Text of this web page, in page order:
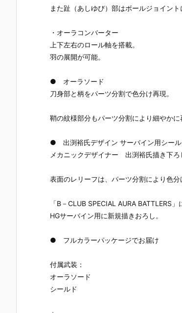
また趾（あしゆび）部はボールジョイント
・オーラコンバーター
上下左右のロール軸を搭載。
羽の展開が可能。
● オーラソード
刀身部と柄をパーツ分割で色分け再現。
鞘の紋様部分もパーツ分割により細やか
● 出渕裕氏デザイン サーバイン用シール
メカニックデザイナー 出渕裕氏描き下ろ
表面のレリーフは、パーツ分割により色分
「B－CLUB SPECIAL AURA BATTLERS
HGサーバイン用に新規描きおろし。
● フルカラーパッケージでお届け
付属武装：
オーラソード
シールド